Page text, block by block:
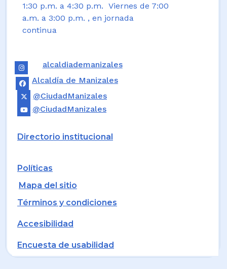
1:30 p.m. a 4:30 p.m. Viernes de 7:00
a.m. a 3:00 p.m. , en jornada
continua
alcaldiademanizales
Alcaldía de Manizales
@CiudadManizales
@CiudadManizales
Directorio institucional
Políticas
Mapa del sitio
Términos y condiciones
Accesibilidad
Encuesta de usabilidad